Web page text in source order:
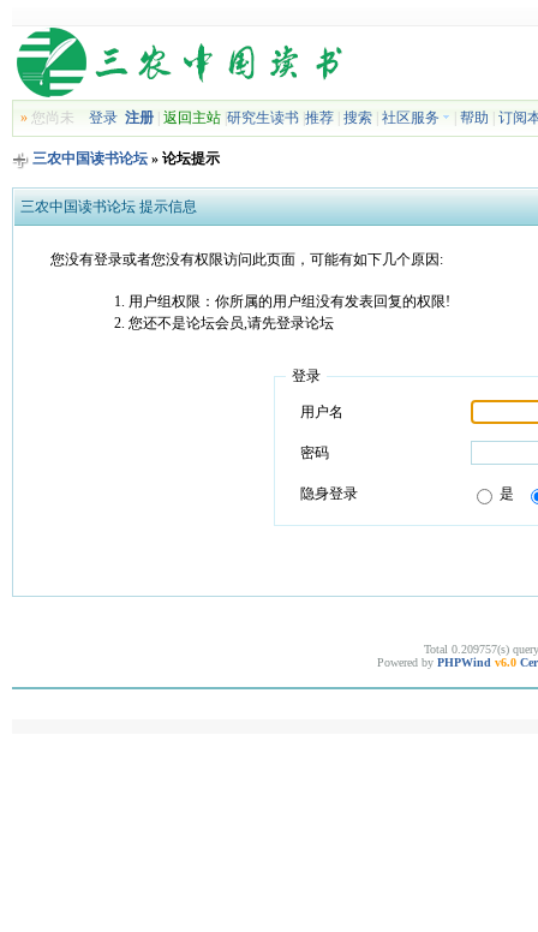
»您尚未 登录 注册| 返回主站| 研究生读书| 推荐| 搜索| 社区服务 帮助 订阅
三农中国读书论坛» 论坛提示
三农中国读书论坛 提示信息
您没有登录或者您没有权限访问此页面，可能有如下几个原因:
用户组权限：你所属的用户组没有发表回复的权限!
您还不是论坛会员,请先登录论坛
登录
用户名
密码
隐身登录 是
Total 0.209757(s)
Powered by PHPWind v6.0